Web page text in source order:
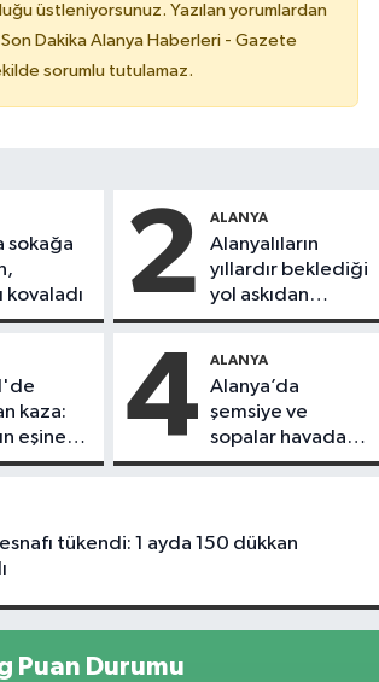
üstleniyorsunuz. Yazılan yorumlardan
Dakika Alanya Haberleri - Gazete
sorumlu tutulamaz.
sokağa
kovaladı
2 ALANYA
Alanyalıların
yıllardır beklediği
yol askıdan
döndü
kaza:
eşine
çarptı
4 ALANYA
Alanya’da
şemsiye ve
sopalar havada
uçuştu
tükendi: 1 ayda 150 dükkan
Puan Durumu